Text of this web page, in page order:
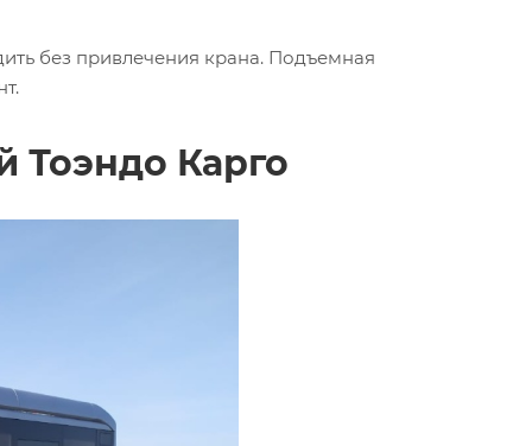
без привлечения крана. Подъемная
Тоэндо Карго